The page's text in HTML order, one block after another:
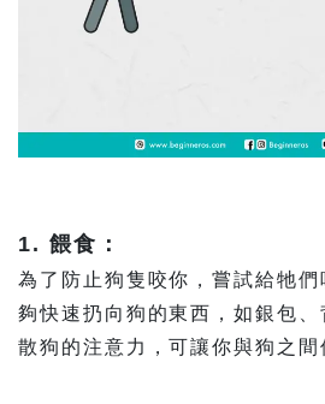
1. 餵食：
為了防止狗隻咬你，嘗試給牠
夠快速扔向狗的東西，如銀包
散狗的注意力，可讓你與狗之間